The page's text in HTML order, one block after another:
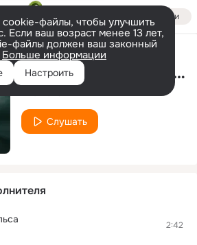
Войти
файлы, чтобы улучшить
Если ваш возраст менее 13 лет,
файлы должен ваш законный
Больше информации
Настроить Ты не будешь мне другом
Слушать
2:42